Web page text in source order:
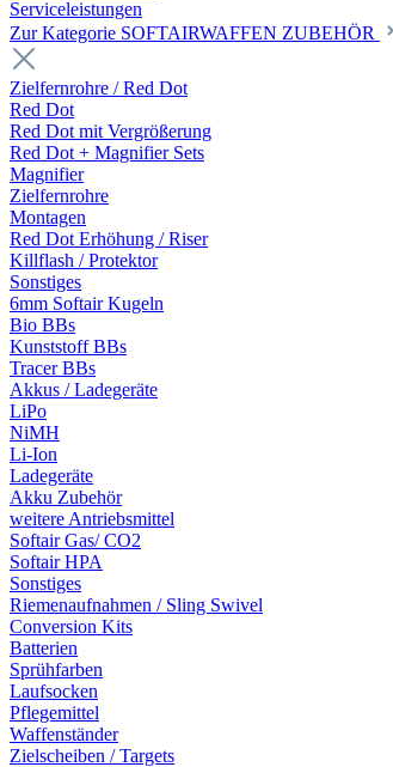
Serviceleistungen
Zur Kategorie SOFTAIRWAFFEN ZUBEHÖR
Zielfernrohre / Red Dot
Red Dot
Red Dot mit Vergrößerung
Red Dot + Magnifier Sets
Magnifier
Zielfernrohre
Montagen
Red Dot Erhöhung / Riser
Killflash / Protektor
Sonstiges
6mm Softair Kugeln
Bio BBs
Kunststoff BBs
Tracer BBs
Akkus / Ladegeräte
LiPo
NiMH
Li-Ion
Ladegeräte
Akku Zubehör
weitere Antriebsmittel
Softair Gas/ CO2
Softair HPA
Sonstiges
Riemenaufnahmen / Sling Swivel
Conversion Kits
Batterien
Sprühfarben
Laufsocken
Pflegemittel
Waffenständer
Zielscheiben / Targets